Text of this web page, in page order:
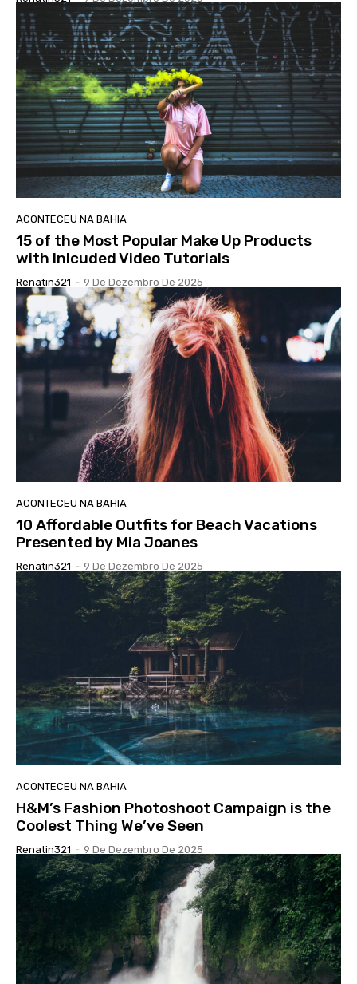
ACONTECEU NA BAHIA
15 of the Most Popular Make Up Products
with Inlcuded Video Tutorials
Renatin321 - 9 De Dezembro De 2025
ACONTECEU NA BAHIA
10 Affordable Outfits for Beach Vacations
Presented by Mia Joanes
Renatin321 - 9 De Dezembro De 2025
ACONTECEU NA BAHIA
H&M’s Fashion Photoshoot Campaign is the
Coolest Thing We’ve Seen
Renatin321 - 9 De Dezembro De 2025